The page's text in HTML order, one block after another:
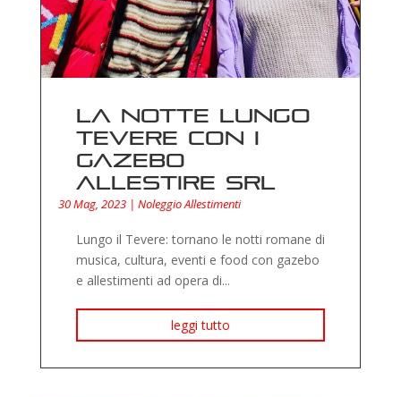
La notte lungo
Tevere con i
gazebo
Allestire Srl
30 Mag, 2023| Noleggio Allestimenti
Lungo il Tevere: tornano le notti romane di
musica, cultura, eventi e food con gazebo
e allestimenti ad opera di...
leggi tutto